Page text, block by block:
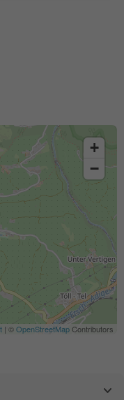
+
−
| ©OpenStreetMapContributors